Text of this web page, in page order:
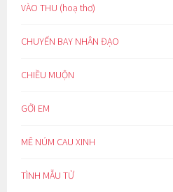
VÀO THU (hoạ thơ)
CHUYẾN BAY NHÂN ĐẠO
CHIỀU MUỘN
GỞI EM
MÊ NÚM CAU XINH
TÌNH MẪU TỬ